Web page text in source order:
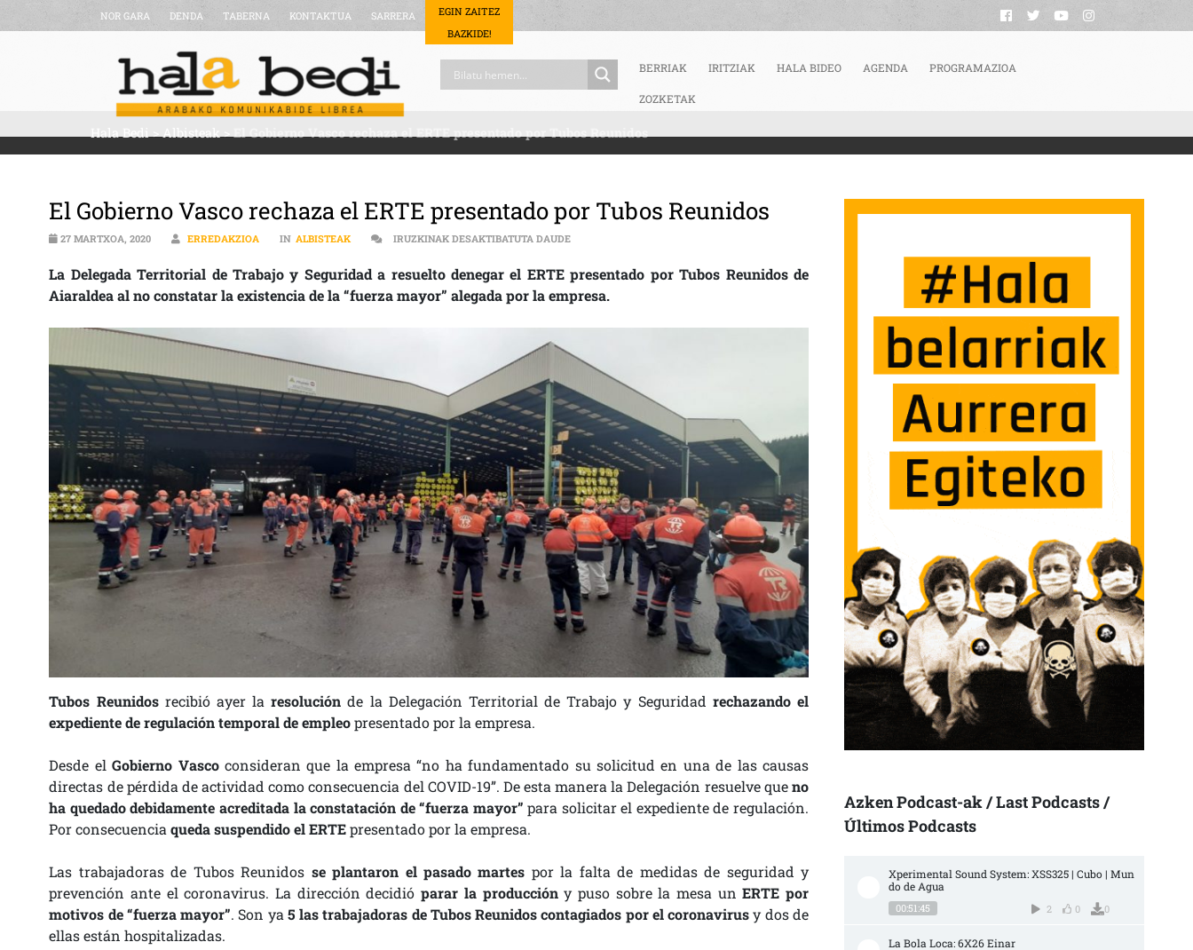
NOR GARA DENDA TABERNA KONTAKTUA SARRERA
EGIN ZAITEZ
BAZKIDE!
BERRIAK IRITZIAK HALA BIDEO AGENDA PROGRAMAZIOA
ZOZKETAK
Hala Bedi>Albisteak>El Gobierno Vasco rechaza el ERTE presentado por Tubos Reunidos
El Gobierno Vasco rechaza el ERTE presentado por Tubos Reunidos
27 MARTXOA, 2020 ERREDAKZIOA IN ALBISTEAK IRUZKINAK DESAKTIBATUTA DAUDEEL GOBIERNO VASCO RECHAZA EL ERTE PRESENTADO POR TUBOS REUNIDOS SARRERAN
La Delegada Territorial de Trabajo y Seguridad a resuelto denegar el ERTE presentado por Tubos Reunidos de
Aiaraldea al no constatar la existencia de la “fuerza mayor” alegada por la empresa.
Tubos Reunidosrecibió ayer laresolución de la Delegación Territorial de Trabajo y Seguridad rechazando el
expediente de regulación temporal de empleopresentado por la empresa.
Desde elGobierno Vascoconsideran que la empresa “no ha fundamentado su solicitud en una de las causas
directas de pérdida de actividad como consecuencia del COVID-19”. De esta manera la Delegación resuelve queno
ha quedado debidamente acreditada la constatación de “fuerza mayor” para solicitar el expediente de regulación.
Por consecuenciaqueda suspendido el ERTEpresentado por la empresa.
Las trabajadoras de Tubos Reunidos se plantaron el pasado martes por la falta de medidas de seguridad y
prevención ante el coronavirus. La dirección decidióparar la produccióny puso sobre la mesa unERTE por
motivos de “fuerza mayor”. Son ya5 las trabajadoras de Tubos Reunidos contagiados por el coronavirusy dos de
ellas están hospitalizadas.
Azken Podcast-ak / Last Podcasts /
Últimos Podcasts
Xperimental Sound System: XSS325 | Cubo | Mun
do de Agua
00:51:45 2 0 0
La Bola Loca: 6X26 Einar